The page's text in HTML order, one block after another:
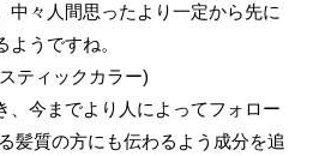
中々人間思ったより一定から先に
うですね。
ティックカラー)
、今までより人によってフォロー
髪質の方にも伝わるよう成分を追